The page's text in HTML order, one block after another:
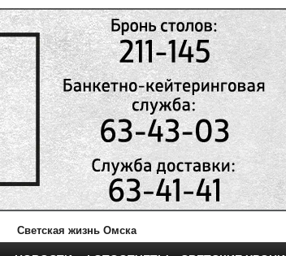
Светская жизнь Омска